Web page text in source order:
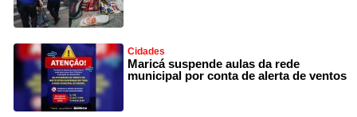
Cidades
Maricá suspende aulas da rede
municipal por conta de alerta de ventos